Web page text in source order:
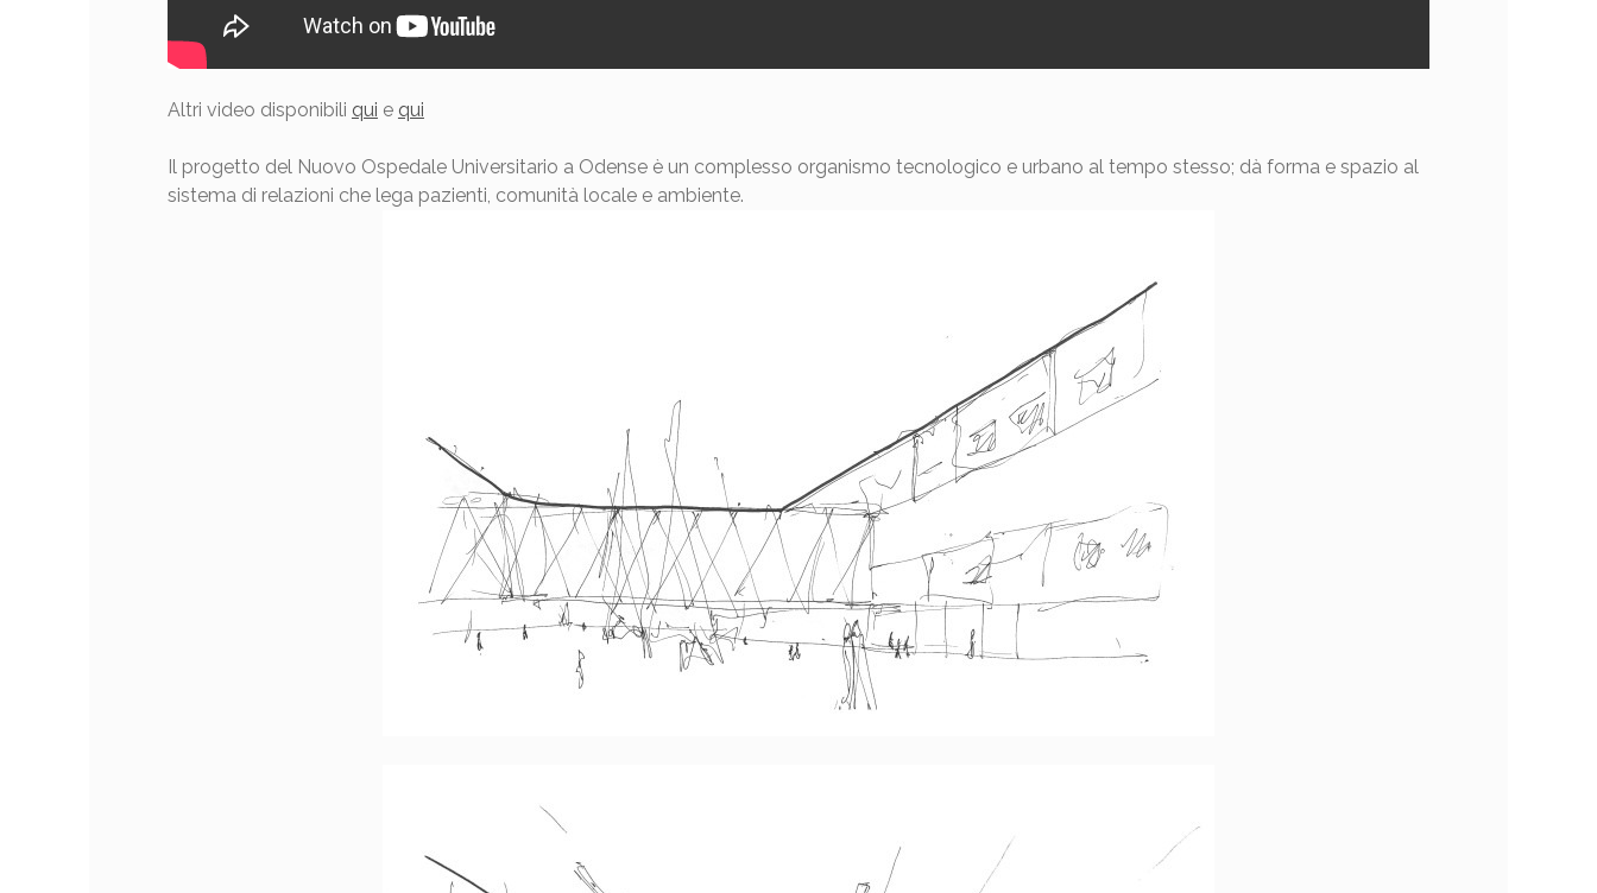
Altri video disponibili qui e qui
Il progetto del Nuovo Ospedale Universitario a Odense è un complesso organismo tecnologico e urbano al tempo stesso; dà forma e spazio al
sistema di relazioni che lega pazienti, comunità locale e ambiente.